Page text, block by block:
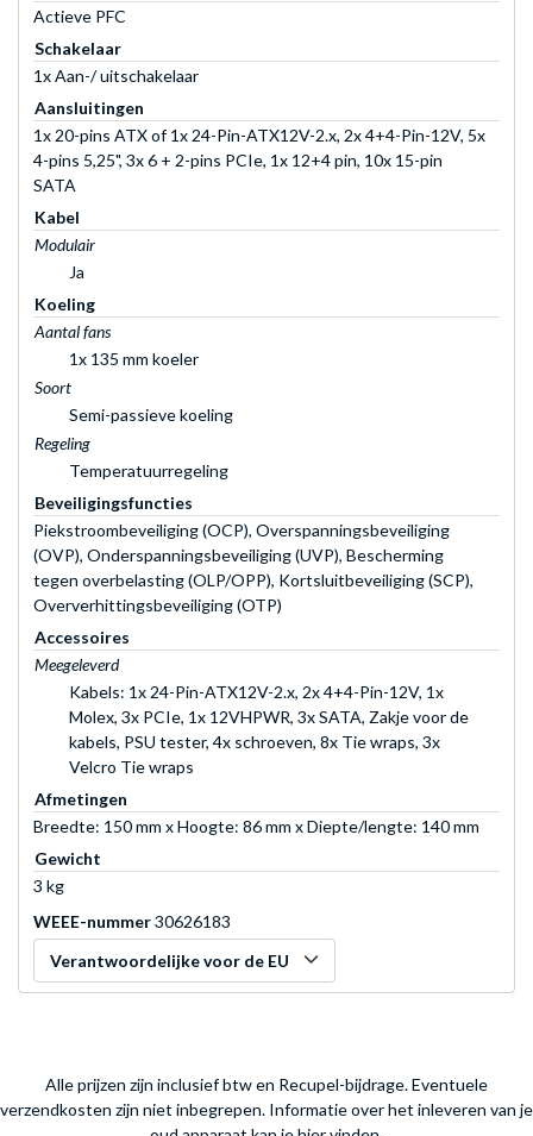
Actieve PFC
Schakelaar
1x Aan-/ uitschakelaar
Aansluitingen
1x 20-pins ATX of 1x 24-Pin-ATX12V-2.x, 2x 4+4-Pin-12V, 5x
4-pins 5,25", 3x 6 + 2-pins PCIe, 1x 12+4 pin, 10x 15-pin
SATA
Kabel
Modulair
Ja
Koeling
Aantal fans
1x 135 mm koeler
Soort
Semi-passieve koeling
Regeling
Temperatuurregeling
Beveiligingsfuncties
Piekstroombeveiliging (OCP), Overspanningsbeveiliging
(OVP), Onderspanningsbeveiliging (UVP), Bescherming
tegen overbelasting (OLP/OPP), Kortsluitbeveiliging (SCP),
Oververhittingsbeveiliging (OTP)
Accessoires
Meegeleverd
Kabels: 1x 24-Pin-ATX12V-2.x, 2x 4+4-Pin-12V, 1x
Molex, 3x PCIe, 1x 12VHPWR, 3x SATA, Zakje voor de
kabels, PSU tester, 4x schroeven, 8x Tie wraps, 3x
Velcro Tie wraps
Afmetingen
Breedte: 150 mm x Hoogte: 86 mm x Diepte/lengte: 140 mm
Gewicht
3 kg
WEEE-nummer30626183
Verantwoordelijke voor de EU
Alle prijzen zijn inclusief btw en Recupel-bijdrage. Eventuele
verzendkosten zijn niet inbegrepen. Informatie over het inleveren van je